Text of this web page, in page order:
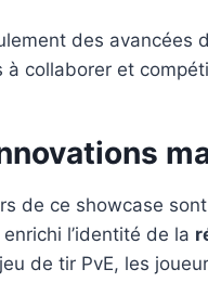
des avancées
collaborer et
de ce showcase
l’identité de la
de tir PvE, les